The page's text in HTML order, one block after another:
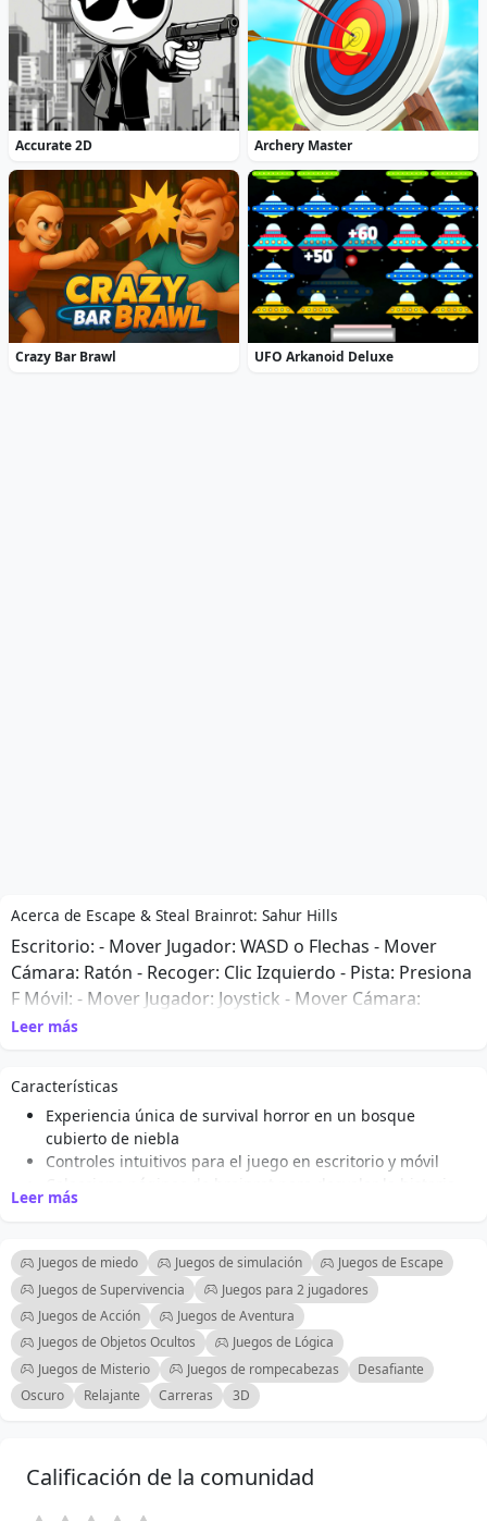
Accurate 2D Archery Master
Crazy Bar Brawl UFO Arkanoid Deluxe
Acerca de Escape & Steal Brainrot: Sahur Hills
Escritorio: - Mover Jugador: WASD o Flechas - Mover
Cámara: Ratón - Recoger: Clic Izquierdo - Pista: Presiona
F Móvil: - Mover Jugador: Joystick - Mover Cámara:
Deslizar - Recoger: Botón - Pista: Toca el ícono de pista
Leer más
Características
Experiencia única de survival horror en un bosque
cubierto de niebla
Controles intuitivos para el juego en escritorio y móvil
Colecciona páginas de brainrot para desvelar la historia
detrás de la entidad Sahur
atmósfera
Sin armas, enfatizando el sigilo y la estrategia para la
supervivencia
IA desafiante que se adapta a los movimientos del jugador
Historia cautivadora que se desarrolla con cada página
coleccionada
Gráficos atmosféricos y diseño de sonido que mejoran la
inmersión
Leer más
Juegos de miedo Juegos de simulación
Juegos de Escape
Juegos de Supervivencia
Juegos para 2 jugadores
Juegos de Acción
Juegos de Aventura
Juegos de Objetos Ocultos
Juegos de Lógica
Juegos de Misterio
Juegos de rompecabezas
Desafiante
Oscuro
Relajante Carreras 3D
Calificación de la comunidad